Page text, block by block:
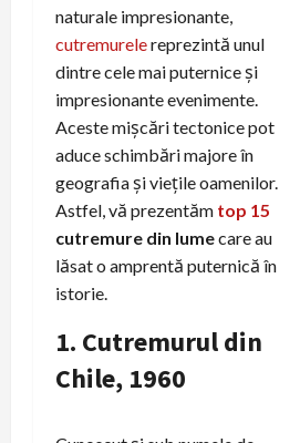
naturale impresionante,
cutremurelereprezintă unul
dintre cele mai puternice și
impresionante evenimente.
Aceste mișcări tectonice pot
aduce schimbări majore în
geografia și viețile oamenilor.
Astfel, vă prezentăm top 15
cutremure din lumecare au
lăsat o amprentă puternică în
istorie.
1. Cutremurul din
Chile, 1960